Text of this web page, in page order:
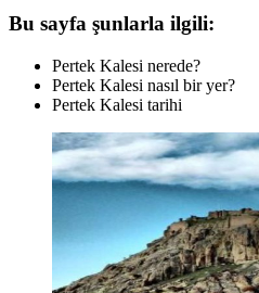
Bu sayfa şunlarla ilgili:
Pertek Kalesi nerede?
Pertek Kalesi nasıl bir yer?
Pertek Kalesi tarihi